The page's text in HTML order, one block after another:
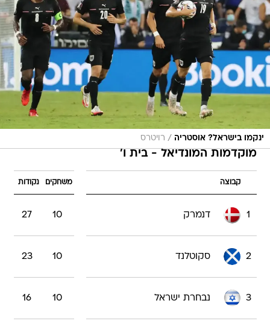
ינקמו בישראל? אוסטריה / רויטרס
מוקדמות המונדיאל - בית ו'
קבוצה משחקים נקודות
1 דנמרק 10
27
2 סקוטלנד 10
23
3 נבחרת ישראל 10
16